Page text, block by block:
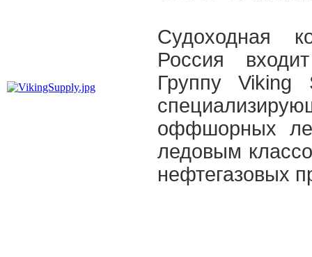
Судоходная
Россия
Группу Viking
оффшорных
ледовым
нефтегазовых